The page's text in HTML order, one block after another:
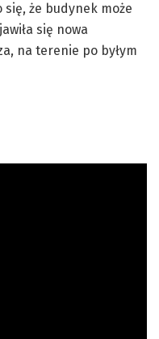
się, że budynek może
się nowa
na terenie po byłym